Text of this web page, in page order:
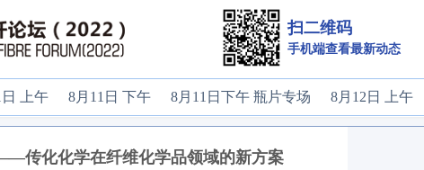
扫二维码
手机端查看最新动态
上午 8月11日 下午 8月11日下午 瓶片专场 8月12日 上午
传化化学在纤维化学品领域的新方案